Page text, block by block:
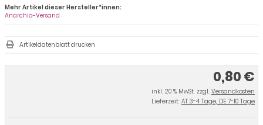
0,80 €
inkl. 20 % MwSt. zzgl. Versandkosten
Lieferzeit: AT 3-4 Tage, DE 7-10 Tage
Mehr Artikel dieser Hersteller*innen:
Anarchia-Versand
Artikeldatenblatt drucken